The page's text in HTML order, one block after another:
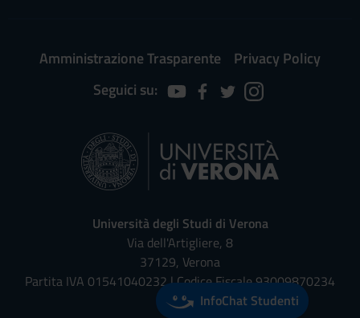
Amministrazione Trasparente
Privacy Policy
Seguici su:
Università degli Studi di Verona
Via dell'Artigliere, 8
37129, Verona
Partita IVA 01541040232 | Codice Fiscale 93009870234
InfoChat Studenti